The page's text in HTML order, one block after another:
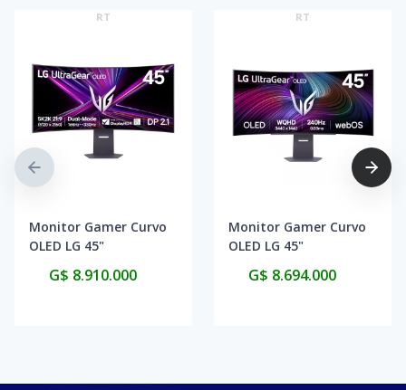
RT
Monitor Gamer Curvo
OLED LG 45"
165Hz / 330Hz
G$ 8.910.000
RT
Monitor Gamer Curvo
OLED LG 45"
240Hz
G$ 8.694.000